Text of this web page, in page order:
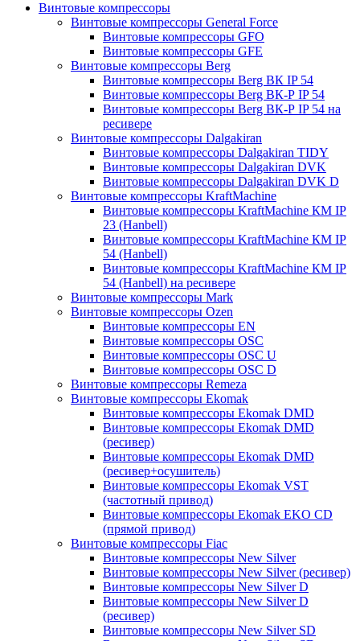
Винтовые компрессоры
Винтовые компрессоры General Force
Винтовые компрессоры GFO
Винтовые компрессоры GFE
Винтовые компрессоры Berg
Винтовые компрессоры Berg ВК IP 54
Винтовые компрессоры Berg ВК-Р IP 54
Винтовые компрессоры Berg ВК-Р IP 54 на
ресивере
Винтовые компрессоры Dalgakiran
Винтовые компрессоры Dalgakiran TIDY
Винтовые компрессоры Dalgakiran DVK
Винтовые компрессоры Dalgakiran DVK D
Винтовые компрессоры KraftMachine
Винтовые компрессоры KraftMachine КМ IP
23 (Hanbell)
Винтовые компрессоры KraftMachine КМ IP
54 (Hanbell)
Винтовые компрессоры KraftMachine КМ IP
54 (Hanbell) на ресивере
Винтовые компрессоры Mark
Винтовые компрессоры Ozen
Винтовые компрессоры EN
Винтовые компрессоры OSC
Винтовые компрессоры OSC U
Винтовые компрессоры OSC D
Винтовые компрессоры Remeza
Винтовые компрессоры Ekomak
Винтовые компрессоры Ekomak DMD
Винтовые компрессоры Ekomak DMD
(ресивер)
Винтовые компрессоры Ekomak DMD
(ресивер+осушитель)
Винтовые компрессоры Ekomak VST
(частотный привод)
Винтовые компрессоры Ekomak EKO CD
(прямой привод)
Винтовые компрессоры Fiac
Винтовые компрессоры New Silver
Винтовые компрессоры New Silver (ресивер)
Винтовые компрессоры New Silver D
Винтовые компрессоры New Silver D
(ресивер)
Винтовые компрессоры New Silver SD